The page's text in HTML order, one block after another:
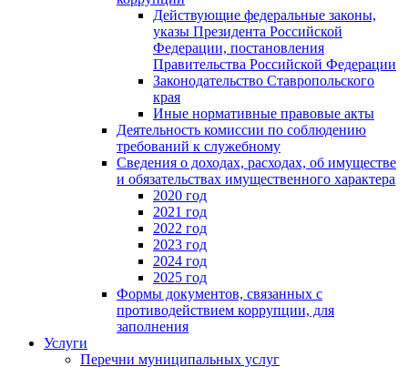
Действующие федеральные законы,
указы Президента Российской
Федерации, постановления
Правительства Российской Федерации
Законодательство Ставропольского
края
Иные нормативные правовые акты
Деятельность комиссии по соблюдению
требований к служебному
Сведения о доходах, расходах, об имуществе
и обязательствах имущественного характера
2020 год
2021 год
2022 год
2023 год
2024 год
2025 год
Формы документов, связанных с
противодействием коррупции, для
заполнения
Услуги
Перечни муниципальных услуг